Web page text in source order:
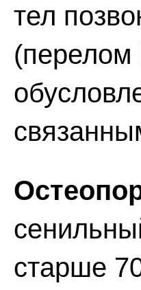
тел
(перелом
старше